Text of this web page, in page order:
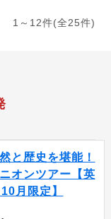
1～12件(全25件)
と歴史を堪能！
オンツアー【英
月限定】